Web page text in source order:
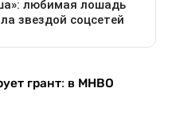
грант: в МНВО